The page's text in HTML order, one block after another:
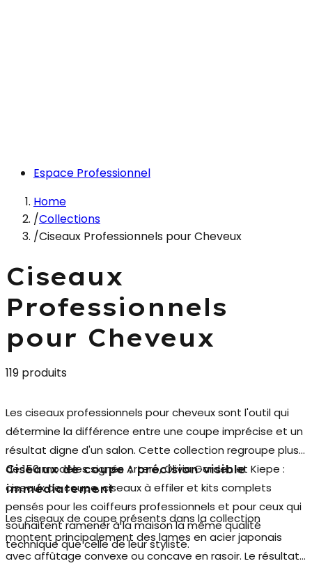
Espace Professionnel
Home
/Collections
/Ciseaux Professionnels pour Cheveux
Ciseaux
Professionnels
pour Cheveux
119 produits
Les ciseaux professionnels pour cheveuxsont l'outil qui
détermine la différence entre une coupe imprécise et un
résultat digne d'un salon. Cette collection regroupe plus
de 150 modèles signés Artero, Olivia Garden et Kiepe :
ciseaux de coupe, ciseaux à effiler et kits complets
pensés pour les coiffeurs professionnels et pour ceux qui
souhaitent ramener à la maison la même qualité
technique que celle de leur styliste.
Ciseaux de coupe : précision visible
immédiatement
Les ciseaux de coupe présents dans la collection
montent principalement deslames en acier japonais
avec affûtage convexe ou concave en rasoir. Le résultat